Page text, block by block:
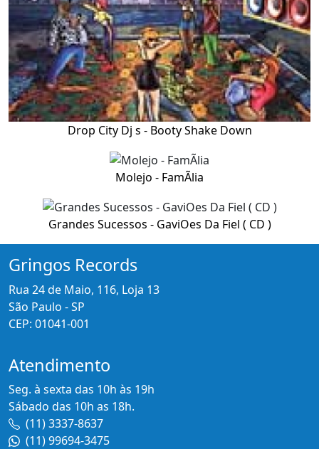
Drop City Dj s - Booty Shake Down
Molejo - FamÃ­lia
Grandes Sucessos - GaviOes Da Fiel ( CD )
Gringos Records
Rua 24 de Maio, 116, Loja 13
São Paulo - SP
CEP: 01041-001
Atendimento
Seg. à sexta das 10h às 19h
Sábado das 10h as 18h.
(11) 3337-8637
(11) 99694-3475